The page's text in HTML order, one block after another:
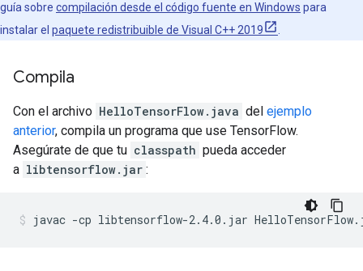
guía sobre compilación desde el código fuente en Windows para
instalar el paquete redistribuible de Visual C++ 2019
Compila
Con el archivo HelloTensorFlow.java del ejemplo
anterior, compila un programa que use TensorFlow.
Asegúrate de que tu classpath pueda acceder
a libtensorflow.jar :